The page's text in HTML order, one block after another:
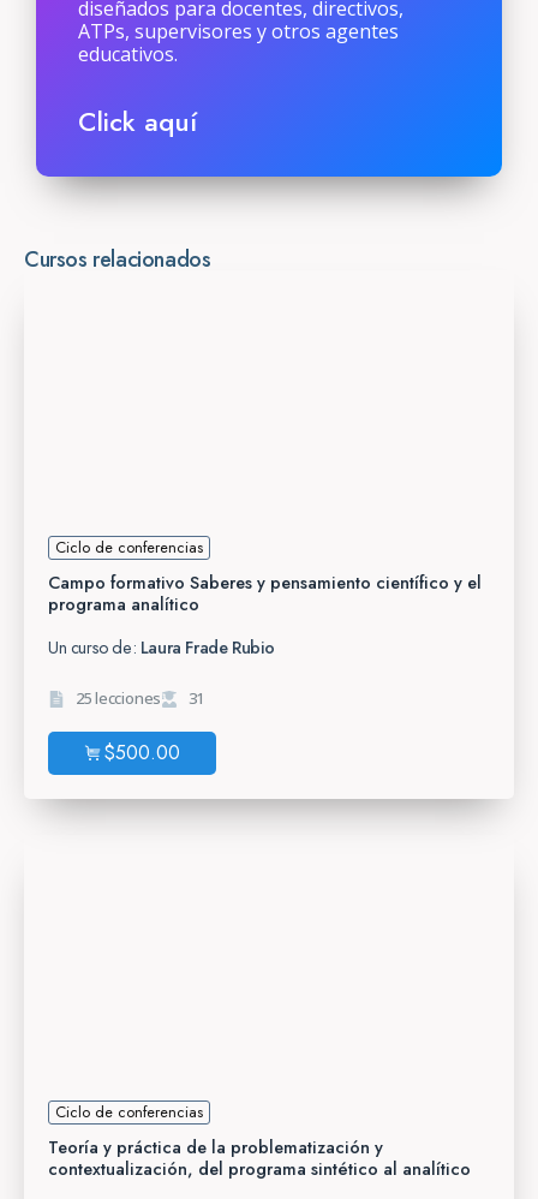
diseñados para docentes, directivos,
ATPs, supervisores y otros agentes
educativos.
Click aquí
Cursos relacionados
Ciclo de conferencias
Campo formativo Saberes y pensamiento científico y el
programa analítico
Un curso de: Laura Frade Rubio
25 lecciones 31
$500.00
Ciclo de conferencias
Teoría y práctica de la problematización y
contextualización, del programa sintético al analítico